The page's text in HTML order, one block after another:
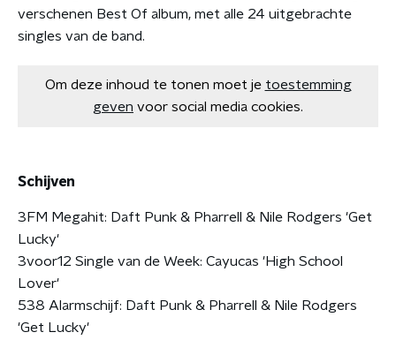
verschenen Best Of album, met alle 24 uitgebrachte
singles van de band.
Om deze inhoud te tonen moet je toestemming
geven voor social media cookies.
Schijven
3FM Megahit: Daft Punk & Pharrell & Nile Rodgers 'Get
Lucky'
3voor12 Single van de Week: Cayucas 'High School
Lover'
538 Alarmschijf: Daft Punk & Pharrell & Nile Rodgers
'Get Lucky'